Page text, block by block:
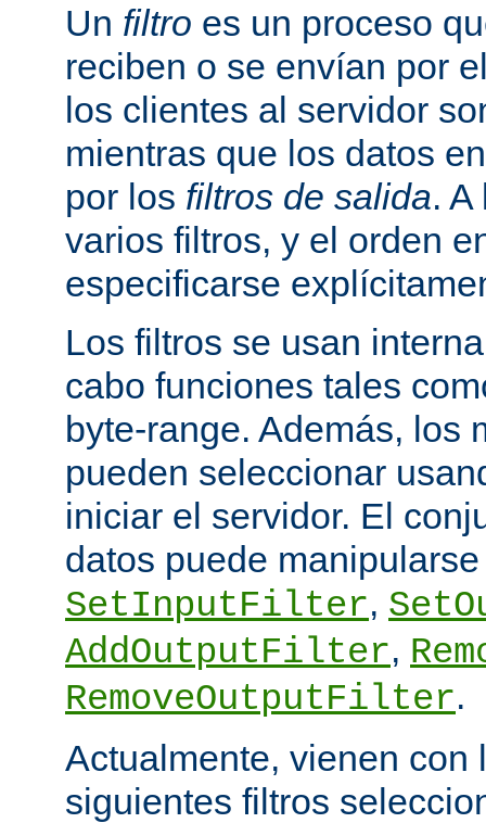
Un filtro es un proceso
reciben o se envían por
los clientes al servidor
mientras que los datos
por los filtros de salida.
varios filtros, y el orden
especificarse
Los filtros se usan
cabo funciones tales
byte-range. Además, los
pueden seleccionar
iniciar el servidor. El
datos puede
SetInputFilter,
AddOutputFilter,
RemoveOutputFilter.
Actualmente, vienen con
siguientes filtros